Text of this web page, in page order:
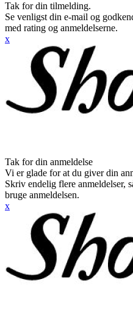
Tak for din tilmelding.
Se venligst din e-mail og
med rating og anmeldelserne.
x
Tak for din anmeldelse
Vi er glade for at du giver din
Skriv endelig flere anmeldelser,
bruge anmeldelsen.
x